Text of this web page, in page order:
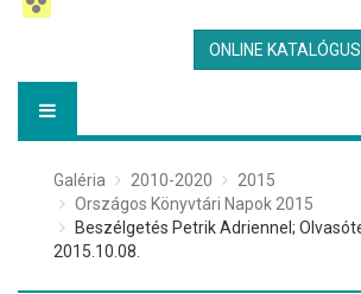
ONLINE
Galéria 2010-2020
2015
Országos Könyvtári Napok 2015
Beszélgetés Petrik Adriennel;
2015.10.08.